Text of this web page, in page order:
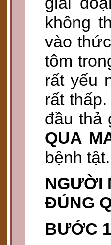
không
vào
tôm
rất yếu
rất
đầu thả
QUA
bệnh tật.
NGƯỜI
ĐÚNG
BƯỚC